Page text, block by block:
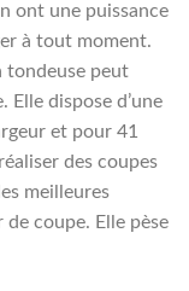
ont une puissance
à tout moment.
tondeuse peut
Elle dispose d’une
et pour 41
des coupes
meilleures
coupe. Elle pèse